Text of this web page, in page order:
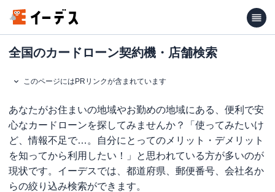
全国のカードローン契約機・店舗検索
このページにはPRリンクが含まれています
あなたがお住まいの地域やお勤めの地域にある、便利で安
心なカードローンを探してみませんか？「使ってみたいけ
ど、情報不足で…。自分にとってのメリット・デメリット
を知ってから利用したい！」と思われている方が多いのが
現状です。 イーデスでは、都道府県、郵便番号、会社名か
らの絞り込み検索ができます。